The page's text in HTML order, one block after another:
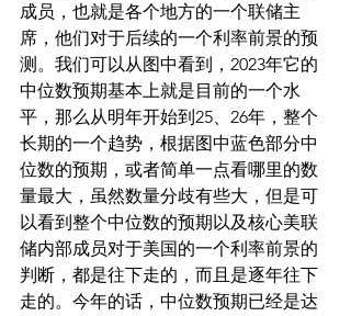
成员，也就是各个地方的一个联储主
席，他们对于后续的一个利率前景的预
测。我们可以从图中看到，2023年它的
中位数预期基本上就是目前的一个水
平，那么从明年开始到25、26年，整个
长期的一个趋势，根据图中蓝色部分中
位数的预期，或者简单一点看哪里的数
量最大，虽然数量分歧有些大，但是可
以看到整个中位数的预期以及核心美联
储内部成员对于美国的一个利率前景的
判断，都是往下走的，而且是逐年往下
走的。今年的话，中位数预期已经是达